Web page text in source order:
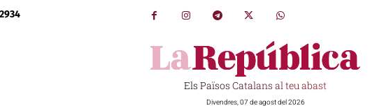
Els Països Catalans al teu abast
Divendres, 07 de agost del 2026